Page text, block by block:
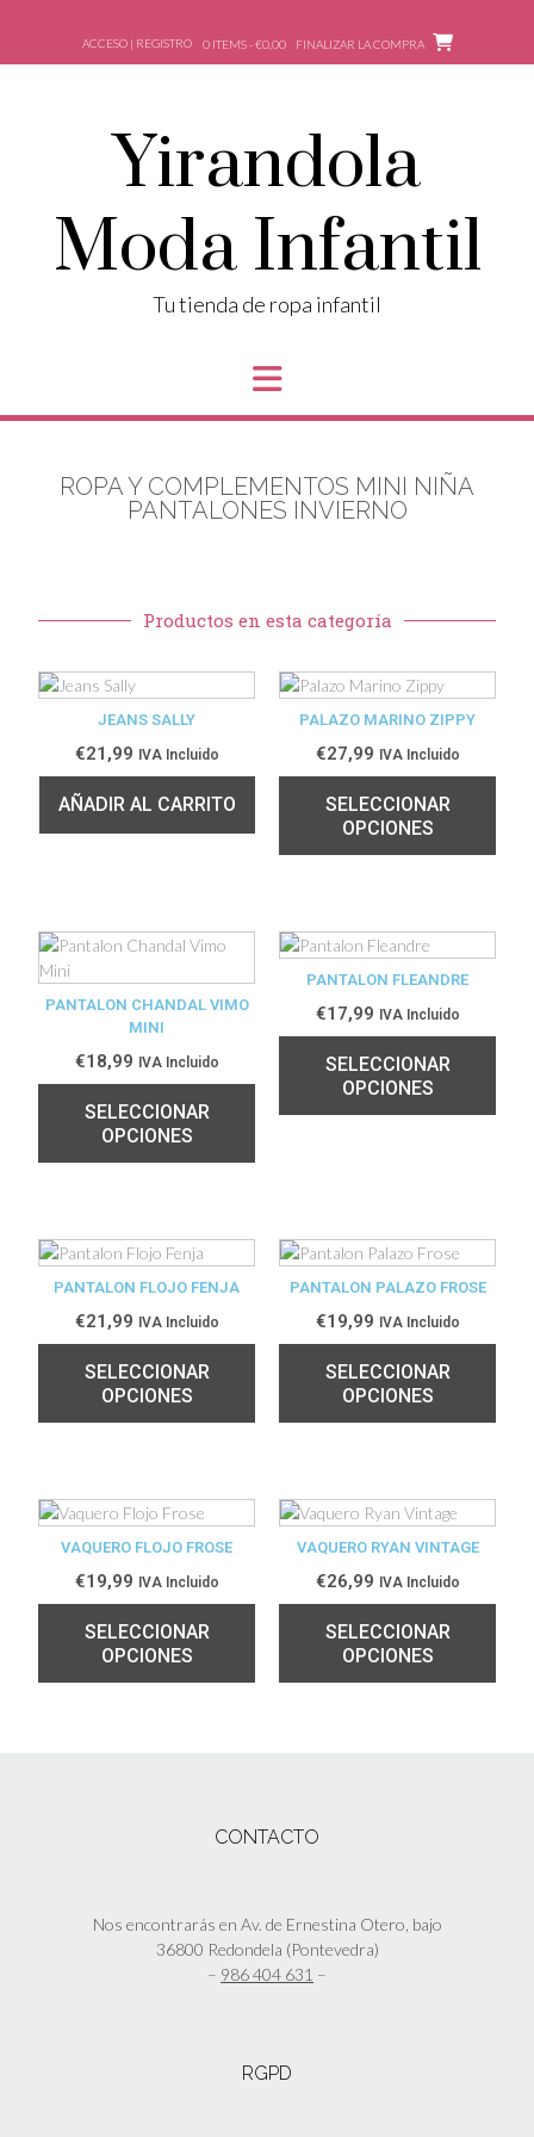
ACCESO | REGISTRO 0 ITEMS - €0,00 FINALIZAR LA COMPRA
Yirandola
Moda Infantil
Tu tienda de ropa infantil
ROPA Y COMPLEMENTOS MINI NIÑA
PANTALONES INVIERNO
Productos en esta categoría
JEANS SALLY
€21,99 IVA Incluido
AÑADIR AL CARRITO
PALAZO MARINO ZIPPY
€27,99 IVA Incluido
SELECCIONAR
OPCIONES
PANTALON CHANDAL VIMO
MINI
€18,99 IVA Incluido
SELECCIONAR
OPCIONES
PANTALON FLEANDRE
€17,99 IVA Incluido
SELECCIONAR
OPCIONES
PANTALON FLOJO FENJA
€21,99 IVA Incluido
SELECCIONAR
OPCIONES
PANTALON PALAZO FROSE
€19,99 IVA Incluido
SELECCIONAR
OPCIONES
VAQUERO FLOJO FROSE
€19,99 IVA Incluido
SELECCIONAR
OPCIONES
VAQUERO RYAN VINTAGE
€26,99 IVA Incluido
SELECCIONAR
OPCIONES
CONTACTO
Nos encontrarás en Av. de Ernestina Otero, bajo
36800 Redondela (Pontevedra)
– 986 404 631 –
RGPD